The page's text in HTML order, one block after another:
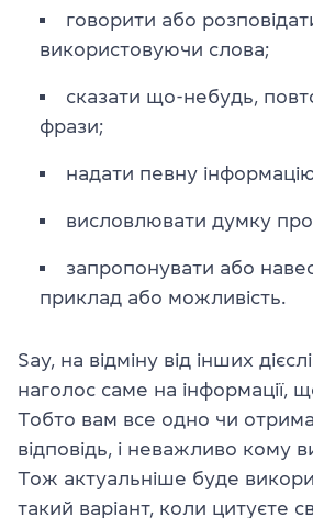
говорити або
використовуючи слова;
сказати що-небудь,
фрази;
надати певну інформацію
висловлювати думку
запропонувати або
приклад або можливість.
Say, на відміну від інших
наголос саме на інформації,
Тобто вам все одно чи
відповідь, і неважливо кому
Тож актуальніше буде
такий варіант, коли цитуєте